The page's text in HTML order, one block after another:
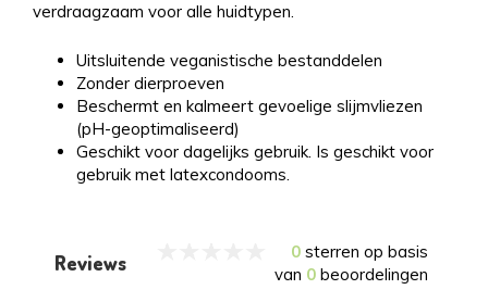
verdraagzaam voor alle huidtypen.
Uitsluitende veganistische bestanddelen
Zonder dierproeven
Beschermt en kalmeert gevoelige slijmvliezen
(pH-geoptimaliseerd)
Geschikt voor dagelijks gebruik. Is geschikt voor
gebruik met latexcondooms.
Reviews 0 sterren op basis
van 0 beoordelingen